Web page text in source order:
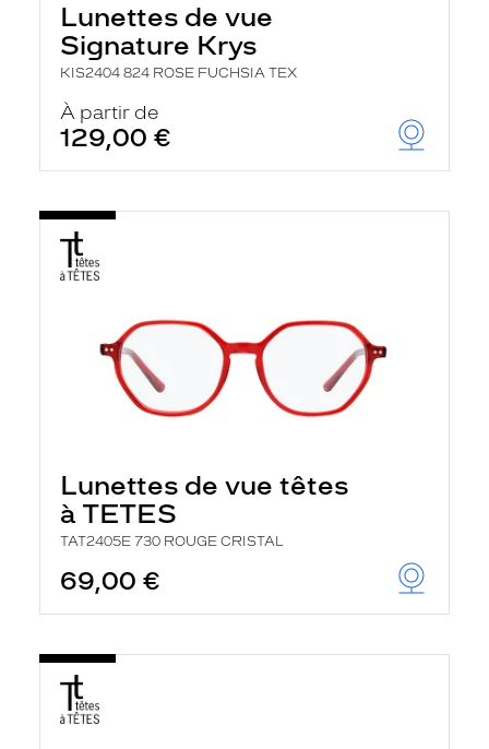
Lunettes de vue
Signature Krys
KIS2404 824 ROSE FUCHSIA TEX
À partir de
129,00 €
Lunettes de vue têtes
à TETES
TAT2405E 730 ROUGE CRISTAL
69,00 €